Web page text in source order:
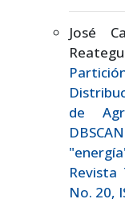
José
de
Revista
No. 20,